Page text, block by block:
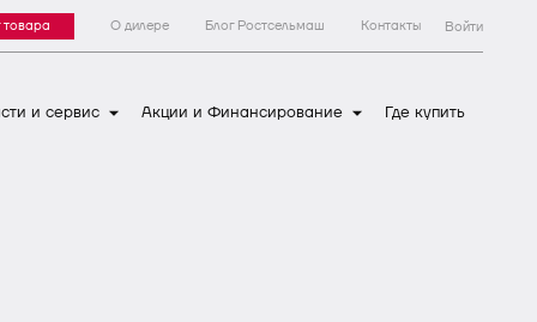
товара О дилере Блог Ростсельмаш Контакты Войти
и сервис Акции и Финансирование Где купить